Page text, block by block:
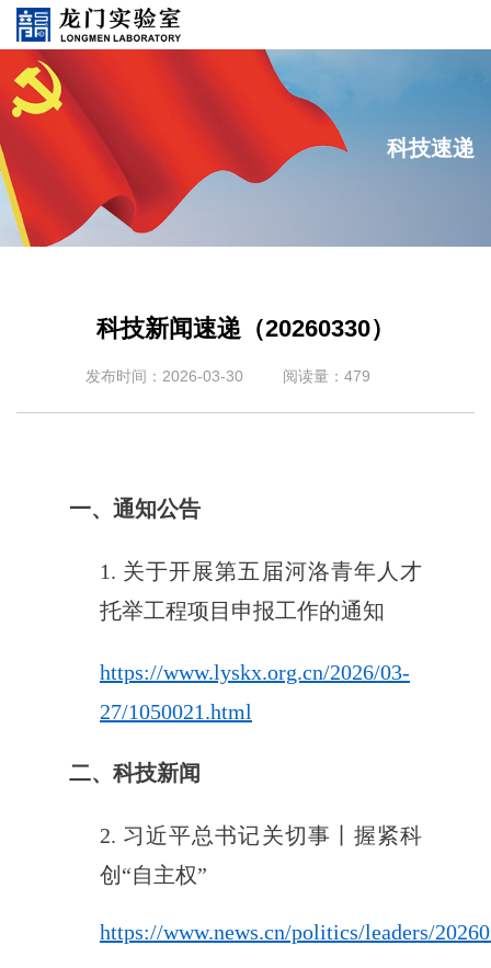
科技速递
科技新闻速递（20260330）
发布时间：2026-03-30 阅读量：479
一、通知公告
1. 关于开展第五届河洛青年人才
托举工程项目申报工作的通知
https://www.lyskx.org.cn/2026/03-
27/1050021.html
二、科技新闻
2. 习近平总书记关切事丨握紧科
创“自主权”
https://www.news.cn/politics/leaders/